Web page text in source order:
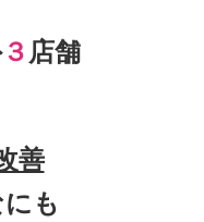
３ 店舗
善
も